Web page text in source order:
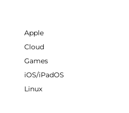
Apple
Cloud
Games
iOS/iPadOS
Linux